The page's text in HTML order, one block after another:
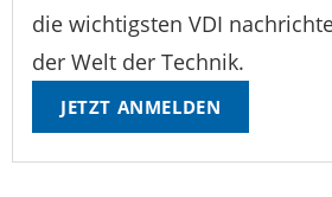
die wichtigsten VDI
der Welt der Technik.
JETZT ANMELDEN